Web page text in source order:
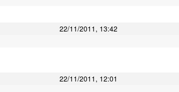
22/11/2011, 13:42
22/11/2011, 12:01